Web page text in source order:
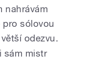
nahrávám
pro sólovou
odezvu.
sám mistr